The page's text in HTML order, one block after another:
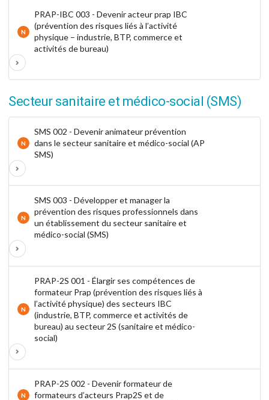
N
PRAP-IBC 003 - Devenir acteur prap IBC
(prévention des risques liés à l’activité
physique – industrie, BTP, commerce et
activités de bureau)
Secteur sanitaire et médico-social (SMS)
N
SMS 002 - Devenir animateur prévention
dans le secteur sanitaire et médico-social (AP
SMS)
N
SMS 003 - Développer et manager la
prévention des risques professionnels dans
un établissement du secteur sanitaire et
médico-social (SMS)
N
PRAP-2S 001 - Élargir ses compétences de
formateur Prap (prévention des risques liés à
l’activité physique) des secteurs IBC
(industrie, BTP, commerce et activités de
bureau) au secteur 2S (sanitaire et médico-
social)
N
PRAP-2S 002 - Devenir formateur de
formateurs d’acteurs Prap2S et de